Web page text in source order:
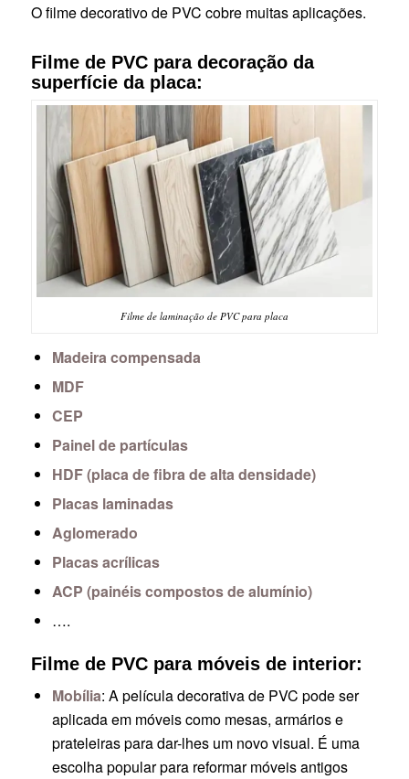
O filme decorativo de PVC cobre muitas aplicações.
Filme de PVC para decoração da
superfície da placa:
Filme de laminação de PVC para placa
Madeira compensada
MDF
CEP
Painel de partículas
HDF (placa de fibra de alta densidade)
Placas laminadas
Aglomerado
Placas acrílicas
ACP (painéis compostos de alumínio)
….
Filme de PVC para móveis de interior:
Mobília: A película decorativa de PVC pode ser
aplicada em móveis como mesas, armários e
prateleiras para dar-lhes um novo visual. É uma
escolha popular para reformar móveis antigos